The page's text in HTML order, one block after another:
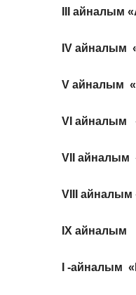
ІІІ
ІV айналым
V айналым
VI айналым
VII айналым
VIII
IX айналым
І -айналым